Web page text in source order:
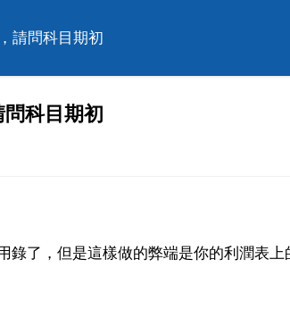
請問科目期初
科目期初
錄了，但是這樣做的弊端是你的利潤表上